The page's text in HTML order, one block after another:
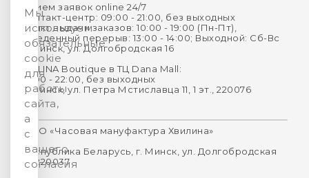
Прием заявок online 24/7
Контакт-центр: 09:00 - 21:00, без выходных
Пункт выдачи заказов: 10:00 - 19:00 (Пн-Пт),
Обеденный перерыв: 13:00 - 14:00; Выходной: Сб-Вс
г. Минск, ул. Долгобродская 16
HVILINA Boutique в ТЦ Dana Mall:
10:00 - 22:00, без выходных
г. Минск, ул. Петра Мстиславца 11, 1 эт., 220076
ООО «Часовая мануфактура Хвилина»
Республика Беларусь, г. Минск, ул. Долгобродская
16, 220037
Мы
используем
обязательные
cookie
для
работы
сайта,
а
с
вашего
согласия